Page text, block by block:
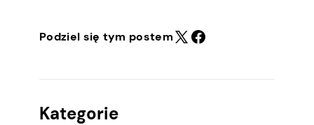
Podziel się tym postem
Kategorie